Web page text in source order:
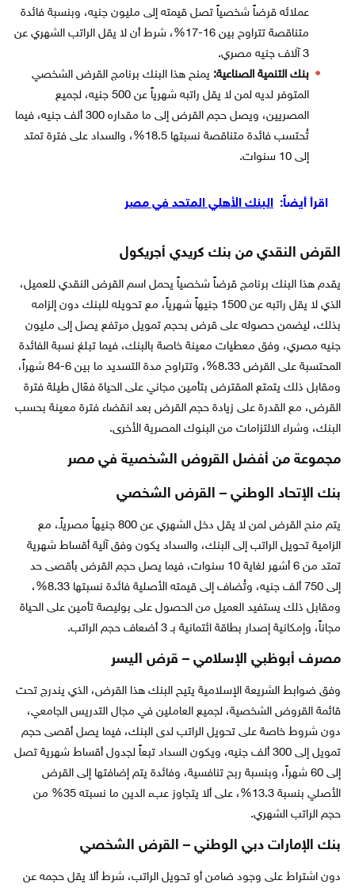
عملائه قرضاً شخصياً تصل قيمته إلى مليون جنيه، وبنسبة فائدة
متناقصة تتراوح بين 16-17%، شرط أن لا يقل الراتب الشهري عن
3 آلاف جنيه مصري.
بنك التنمية الصناعية: يمنح هذا البنك برنامج القرض الشخصي
المتوفر لديه لمن لا يقل راتبه شهرياً عن 500 جنيه، لجميع
المصريين، ويصل حجم القرض إلى ما مقداره 300 ألف جنيه، فيما
تُحتسب فائدة متناقصة نسبتها 18.5%، والسداد على فترة تمتد
إلى 10 سنوات.
اقرأ أيضاً: البنك الأهلي المتحد في مصر
القرض النقدي من بنك كريدي أجريكول
يقدم هذا البنك برنامج قرضاً شخصياً يحمل اسم القرض النقدي للعميل،
الذي لا يقل راتبه عن 1500 جنيهاً شهرياً، مع تحويله للبنك دون إلزامه
بذلك، ليضمن حصوله على قرض بحجم تمويل مرتفع يصل إلى مليون
جنيه مصري، وفق معطيات معينة خاصة بالبنك، فيما تبلغ نسبة الفائدة
المحتسبة على القرض 8.33%، وتتراوح مدة التسديد ما بين 6-84 شهراً،
ومقابل ذلك يتمتع المقترض بتأمين مجاني على الحياة فعّال طيلة فترة
القرض، مع القدرة على زيادة حجم القرض بعد انقضاء فترة معينة بحسب
البنك، وشراء الالتزامات من البنوك المصرية الأخرى.
مجموعة من أفضل القروض الشخصية في مصر
بنك الإتحاد الوطني – القرض الشخصي
يتم منح القرض لمن لا يقل دخل الشهري عن 800 جنيهاً مصرياًـ، مع
الزامية تحويل الراتب إلى البنك، والسداد يكون وفق آلية أقساط شهرية
تمتد من 6 أشهر لغاية 10 سنوات، فيما يصل حجم القرض بأقصى حد
إلى 750 ألف جنيه، وتُضاف إلى قيمته الأصلية فائدة نسبتها 8.33%،
ومقابل ذلك يستفيد العميل من الحصول على بوليصة تأمين على الحياة
مجاناً، وإمكانية إصدار بطاقة ائتمانية بـ 3 أضعاف حجم الراتب.
مصرف أبوظبي الإسلامي – قرض اليسر
وفق ضوابط الشريعة الإسلامية يتيح البنك هذا القرض، الذي يندرج تحت
قائمة القروض الشخصية، لجميع العاملين في مجال التدريس الجامعي،
دون شروط خاصة على تحويل الراتب لدى البنك، فيما يصل أقصى حجم
تمويل إلى 300 ألف جنيه، ويكون السداد تبعاً لجدول أقساط شهرية تصل
إلى 60 شهراً، وبنسبة ربح تنافسية، وفائدة يتم إضافتها إلى القرض
الأصلي بنسبة 13.3%، على ألا يتجاوز عبء الدين ما نسبته 35% من
حجم الراتب الشهري.
بنك الإمارات دبي الوطني – القرض الشخصي
دون اشتراط على وجود ضامن أو تحويل الراتب، شرط ألا يقل حجمه عن